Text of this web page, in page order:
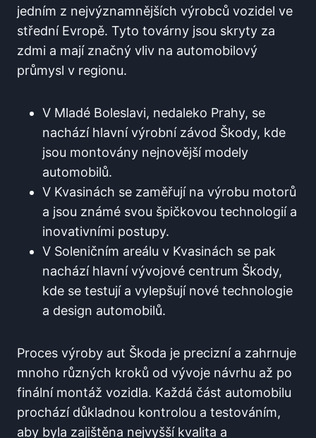
jedním z nejvýznamnějších výrobců vozidel ve
střední Evropě. Tyto továrny jsou skryty za
zdmi a mají značný vliv na automobilový
průmysl v regionu.
V Mladé Boleslavi, nedaleko Prahy, se
nachází hlavní výrobní závod Škody, kde
jsou montovány nejnovější modely
automobilů.
V Kvasinách se zaměřují na výrobu motorů
a jsou známé svou špičkovou technologií a
inovativními postupy.
V Soleničním areálu v Kvasinách se pak
nachází hlavní vývojové centrum Škody,
kde se testují a vylepšují nové technologie
a design automobilů.
Proces výroby aut Škoda je precizní a zahrnuje
mnoho různých kroků od vývoje návrhu až po
finální montáž vozidla. Každá část automobilu
prochází důkladnou kontrolou a testováním,
aby byla zajištěna nejvyšší kvalita a